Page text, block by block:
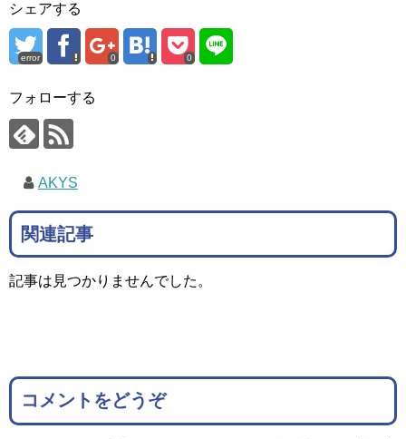
シェアする
error 0 0
フォローする
AKYS
関連記事
記事は見つかりませんでした。
コメントをどうぞ